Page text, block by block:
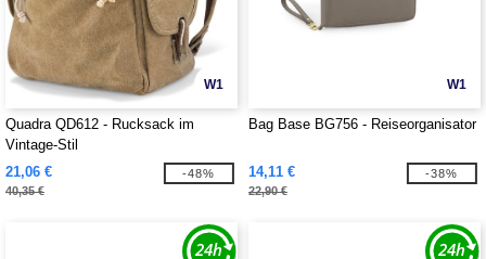
W1
Quadra QD612 - Rucksack im
Vintage-Stil
21,06 €
40,35 €
-48%
W1
Bag Base BG756 - Reiseorganisator
14,11 €
22,90 €
-38%